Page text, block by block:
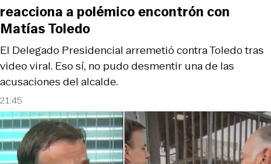
21:45
El Delegado Presidencial arremetió contra Toledo tras
video viral. Eso sí, no pudo desmentir una de las
acusaciones del alcalde.
reacciona a polémico encontrón con
Matías Toledo